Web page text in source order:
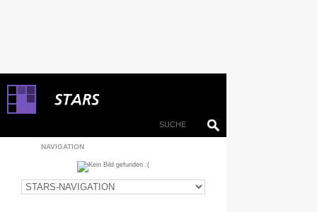
NAVIGATION